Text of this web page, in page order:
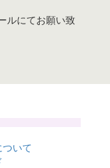
ルにてお願い致
ついて